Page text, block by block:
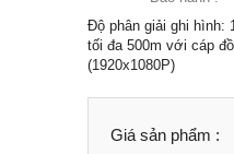
Độ phân giải ghi hình:
tối đa 500m với cáp
(1920x1080P)
Giá sản phẩm :